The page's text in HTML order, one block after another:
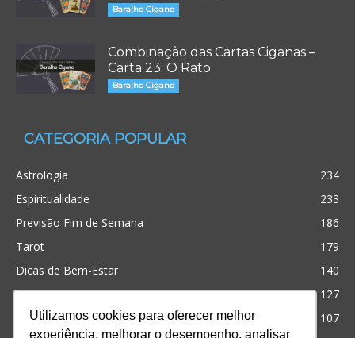
Utilizamos cookies para oferecer melhor
experiência, melhorar o desempenho, analisar
Baralho Cigano
Combinação das Cartas Ciganas –
Carta 23: O Rato
Baralho Cigano
CATEGORIA POPULAR
Astrologia
234
Espiritualidade
233
Previsão Fim de Semana
186
Tarot
179
Dicas de Bem-Estar
140
Cristianismo
127
Simpatias
107